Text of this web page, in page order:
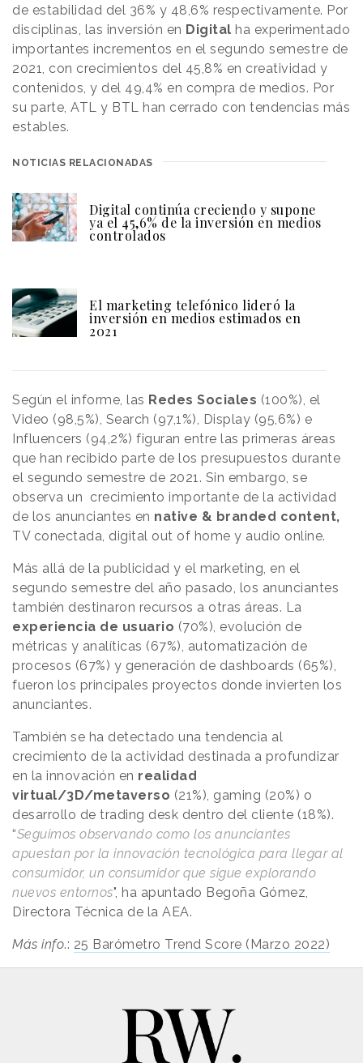
de estabilidad del 36% y 48,6% respectivamente. Por
disciplinas, las inversión en Digital ha experimentado
importantes incrementos en el segundo semestre de
2021, con crecimientos del 45,8% en creatividad y
contenidos, y del 49,4% en compra de medios. Por
su parte, ATL y BTL han cerrado con tendencias más
estables.
NOTICIAS RELACIONADAS
Digital continúa creciendo y supone
ya el 45,6% de la inversión en medios
controlados
El marketing telefónico lideró la
inversión en medios estimados en
2021
Según el informe, las Redes Sociales (100%), el
Video (98,5%), Search (97,1%), Display (95,6%) e
Influencers (94,2%) figuran entre las primeras áreas
que han recibido parte de los presupuestos durante
el segundo semestre de 2021. Sin embargo, se
observa un crecimiento importante de la actividad
de los anunciantes en native & branded content,
TV conectada, digital out of home y audio online.
Más allá de la publicidad y el marketing, en el
segundo semestre del año pasado, los anunciantes
también destinaron recursos a otras áreas. La
experiencia de usuario (70%), evolución de
métricas y analíticas (67%), automatización de
procesos (67%) y generación de dashboards (65%),
fueron los principales proyectos donde invierten los
anunciantes.
También se ha detectado una tendencia al
crecimiento de la actividad destinada a profundizar
en la innovación en realidad
virtual/3D/metaverso (21%), gaming (20%) o
desarrollo de trading desk dentro del cliente (18%).
“Seguimos observando como los anunciantes
apuestan por la innovación tecnológica para llegar al
consumidor, un consumidor que sigue explorando
nuevos entornos", ha apuntado Begoña Gómez,
Directora Técnica de la AEA.
Más info.: 25 Barómetro Trend Score (Marzo 2022)